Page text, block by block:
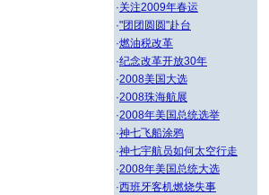
·关注2009年春运
·"团团圆圆"赴台
·燃油税改革
·纪念改革开放30年
·2008美国大选
·2008珠海航展
·2008年美国总统选举
·神七飞船涂鸦
·神七宇航员如何太空行走
·2008年美国总统大选
·西班牙客机燃烧失事